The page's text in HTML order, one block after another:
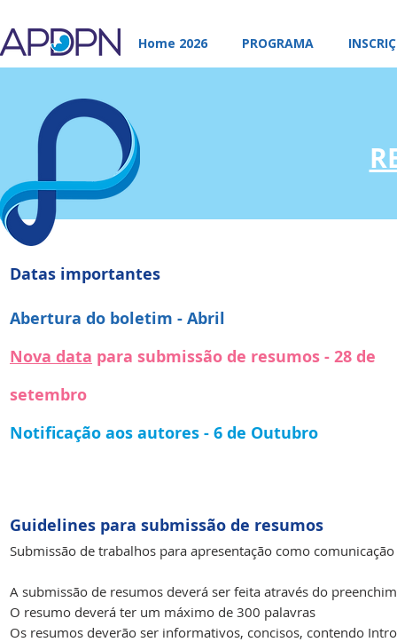
Home 2026 PROGRAMA
Datas importantes
Abertura do boletim - Abril
Nova data para submissão de resumos - 28 de
setembro
Notificação aos autores - 6 de Outubro
Guidelines para submissão de resumos
Submissão de trabalhos para apresentação como
A submissão de resumos deverá ser feita através do
O resumo deverá ter um máximo de 300 palavras
Os resumos deverão ser informativos, concisos, contendo